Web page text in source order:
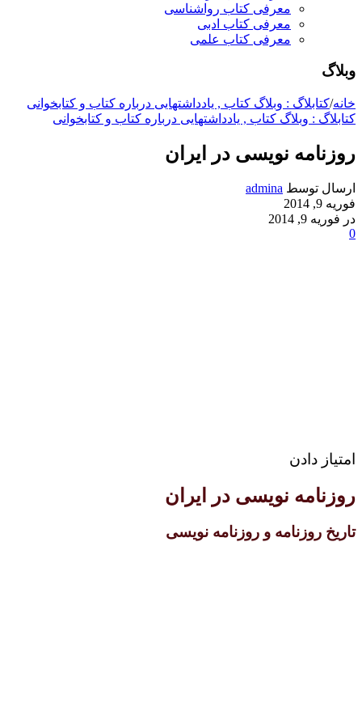
معرفی کتاب رواشناسی
معرفی کتاب ادبی
معرفی کتاب علمی
وبلاگ
خانه/کتابلاگ : وبلاگ کتاب , یادداشتهایی درباره کتاب و کتابخوانی
کتابلاگ : وبلاگ کتاب , یادداشتهایی درباره کتاب و کتابخوانی
روزنامه نویسی در ایران
ارسال توسط admina
فوریه 9, 2014
در فوریه 9, 2014
0
امتیاز دادن
روزنامه نویسی در ایران
تاریخ روزنامه و روزنامه نویسی